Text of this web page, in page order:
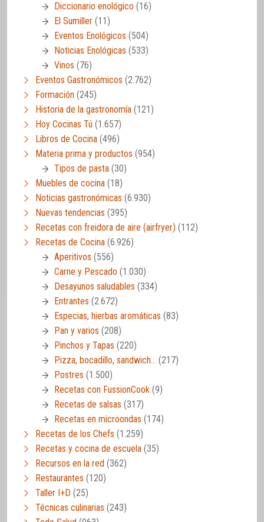
Diccionario enológico (16)
El Sumiller (11)
Eventos Enológicos (504)
Noticias Enológicas (533)
Vinos (76)
Eventos Gastronómicos (2.762)
Formación (245)
Historia de la gastronomía (121)
Hoy Cocinas Tú (1.657)
Libros de Cocina (496)
Materia prima y productos (954)
Tipos de pasta (30)
Muebles de cocina (18)
Noticias gastronómicas (6.930)
Nuevas tendencias (395)
Recetas con freidora de aire (airfryer) (112)
Recetas de Cocina (6.926)
Aperitivos (556)
Carne y Pescado (1.030)
Desayunos saludables (334)
Entrantes (2.672)
Especias, hierbas aromáticas (83)
Pan y varios (208)
Pinchos y Tapas (220)
Pizza, bocadillo, sandwich… (217)
Postres (1.500)
Recetas con FussionCook (9)
Recetas de salsas (317)
Recetas en microondas (174)
Recetas de los Chefs (1.259)
Recetas y cocina de escuela (35)
Recursos en la red (362)
Restaurantes (120)
Taller I+D (25)
Técnicas culinarias (243)